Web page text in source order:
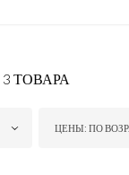
ТОВАРА